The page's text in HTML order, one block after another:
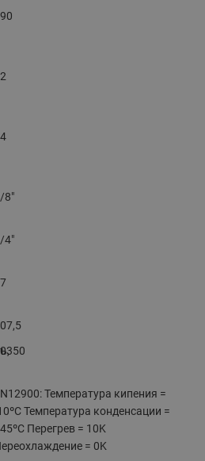
8"
4"
Температура кипения =
Температура конденсации =
Перегрев = 10K
= 0K